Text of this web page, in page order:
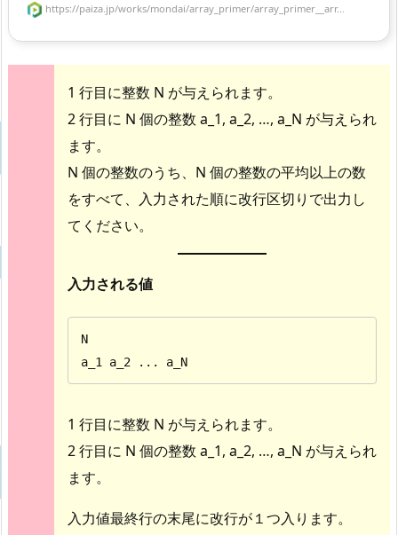
https://paiza.jp/works/mondai/array_primer/array_primer__arr...
1 行目に整数 N が与えられます。
2 行目に N 個の整数 a_1, a_2, …, a_N が与えられ
ます。
N 個の整数のうち、N 個の整数の平均以上の数
をすべて、入力された順に改行区切りで出力し
てください。
入力される値
N
a_1 a_2 ... a_N
1 行目に整数 N が与えられます。
2 行目に N 個の整数 a_1, a_2, …, a_N が与えられ
ます。
入力値最終行の末尾に改行が１つ入ります。